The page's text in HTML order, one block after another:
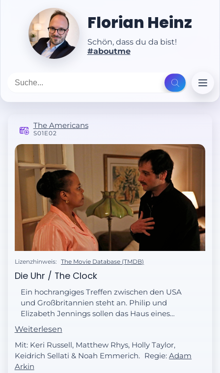
Florian Heinz
Schön, dass du da bist!
#aboutme
The Americans
S01E02
Lizenzhinweis: The Movie Database (TMDB)
Die Uhr / The Clock
Ein hochrangiges Treffen zwischen den USA
und Großbritannien steht an. Philip und
Elizabeth Jennings sollen das Haus eines
der Teilnehmer verwanzen, um die
Gesprächsinhalte mitzuhören. Ein
gefährlicher Auftrag, der die Tarnung der
beiden auffliegen lassen könnte. Trotzdem
entscheiden sie sich dagegen, den Befehl zu
Weiterlesen
Mit: Keri Russell, Matthew Rhys, Holly Taylor,
Keidrich Sellati & Noah Emmerich. Regie:Adam
Arkin